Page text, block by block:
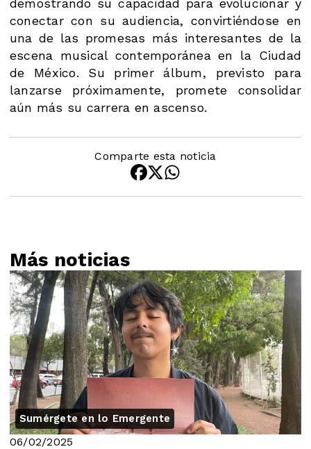
conectar con su audiencia, convirtiéndose en
una de las promesas más interesantes de la
escena musical contemporánea en la Ciudad
de México. Su primer álbum, previsto para
lanzarse próximamente, promete consolidar
aún más su carrera en ascenso.
Comparte esta noticia
Más noticias
Sumérgete en lo Emergente
06/02/2025